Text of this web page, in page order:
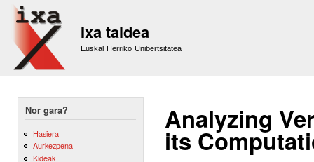
Ixa taldea
Euskal Herriko Unibertsitatea
Nor gara?
Hasiera
Aurkezpena
Kideak
Analyzing
its